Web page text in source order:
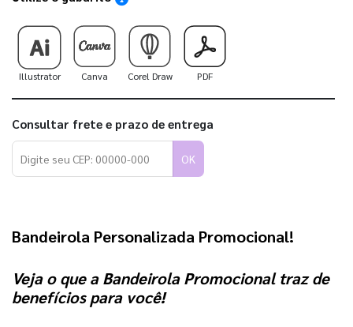
Illustrator Canva Corel Draw PDF
Consultar frete e prazo de entrega
OK
Bandeirola Personalizada Promocional!
Veja o que a Bandeirola Promocional traz de
benefícios para você!